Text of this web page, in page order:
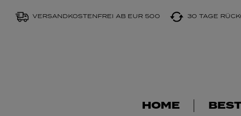
VERSANDKOSTENFREI AB EUR 500 30 TAGE
HOME